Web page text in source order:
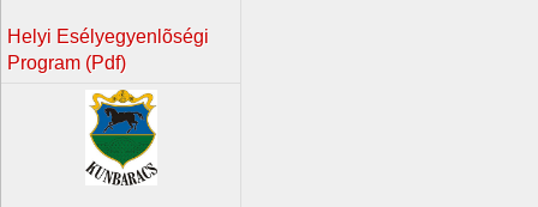
Helyi Esélyegyenlõségi
Program (Pdf)